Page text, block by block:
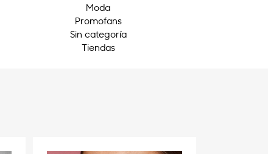
Moda
Promofans
Sin categoría
Tiendas